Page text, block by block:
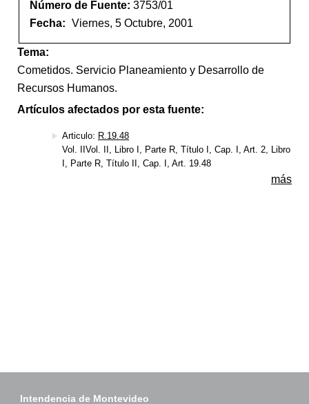
Número de Fuente: 3753/01
Fecha: Viernes, 5 Octubre, 2001
Tema:
Cometidos. Servicio Planeamiento y Desarrollo de
Recursos Humanos.
Artículos afectados por esta fuente:
Articulo: R.19.48
Vol. IIVol. II, Libro I, Parte R, Título I, Cap. I, Art. 2, Libro
I, Parte R, Título II, Cap. I, Art. 19.48
más
Intendencia de Montevideo